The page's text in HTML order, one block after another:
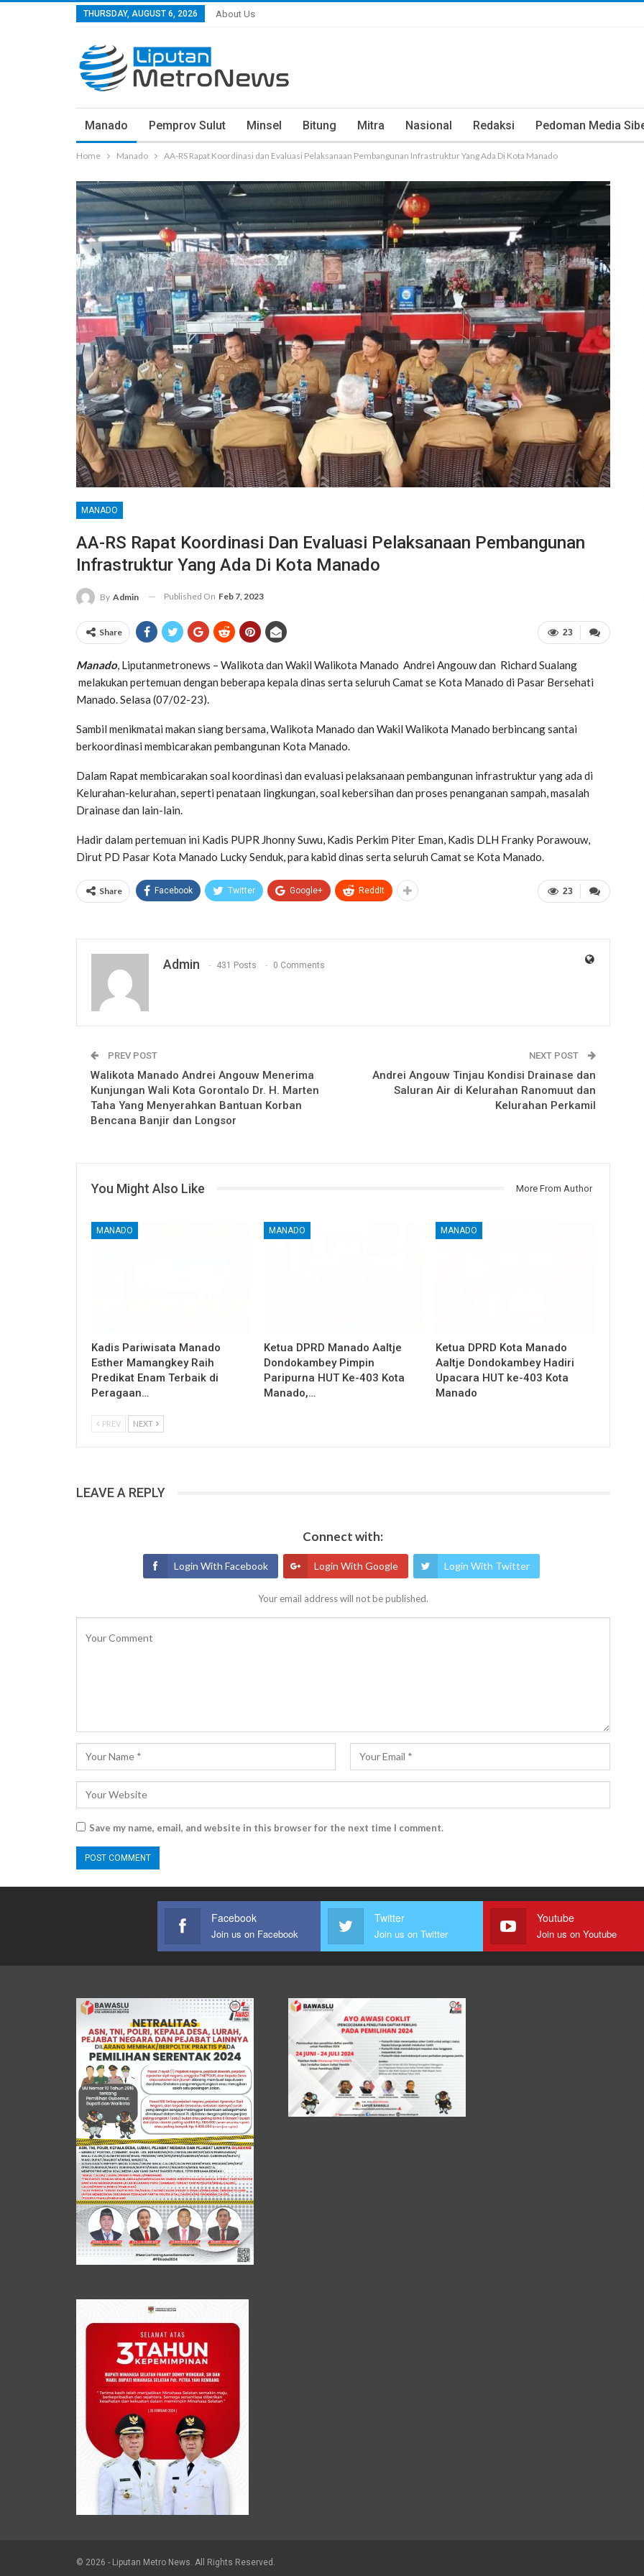
THURSDAY, AUGUST 6, 2026 About Us
Manado Pemprov Sulut Minsel Bitung Mitra Nasional Redaksi Pedoman Media
Home Manado AA-RS Rapat Koordinasi dan Evaluasi Pelaksanaan Pembangunan Infrastruktur Yang Ada Di Kota Manado
MANADO
AA-RS Rapat Koordinasi Dan Evaluasi Pelaksanaan Pembangunan
Infrastruktur Yang Ada Di Kota Manado
By Admin Published On Feb 7, 2023
23
Share
Manado, Liputanmetronews – Walikota dan Wakil Walikota Manado Andrei Angouw dan Richard Sualang
melakukan pertemuan dengan beberapa kepala dinas serta seluruh Camat se Kota Manado di Pasar Bersehati
Manado.Selasa (07/02-23).
Sambil menikmatai makan siang bersama, Walikota Manado dan Wakil Walikota Manado berbincang santai
berkoordinasi membicarakan pembangunan Kota Manado.
Dalam Rapat membicarakan soal koordinasi dan evaluasi pelaksanaan pembangunan infrastruktur yang ada di
Kelurahan-kelurahan, seperti penataan lingkungan, soal kebersihan dan proses penanganan sampah, masalah
Drainase dan lain-lain.
Hadir dalam pertemuan ini Kadis PUPR Jhonny Suwu, Kadis Perkim Piter Eman, Kadis DLH Franky Porawouw,
Dirut PD Pasar Kota Manado Lucky Senduk, para kabid dinas serta seluruh Camat se Kota Manado.
23
Share Facebook Twitter Google+ ReddIt
Admin 431 Posts 0 Comments
PREV POST
Walikota Manado Andrei Angouw Menerima
Kunjungan Wali Kota Gorontalo Dr. H. Marten
Taha Yang Menyerahkan Bantuan Korban
Bencana Banjir dan Longsor
NEXT POST
Andrei Angouw Tinjau Kondisi Drainase dan
Saluran Air di Kelurahan Ranomuut dan
Kelurahan Perkamil
You Might Also Like More From Author
MANADO
Kadis Pariwisata Manado
Esther Mamangkey Raih
Predikat Enam Terbaik di
Peragaan…
MANADO
Ketua DPRD Manado Aaltje
Dondokambey Pimpin
Paripurna HUT Ke-403 Kota
Manado,…
MANADO
Ketua DPRD Kota Manado
Aaltje Dondokambey Hadiri
Upacara HUT ke-403 Kota
Manado
PREV NEXT
LEAVE A REPLY
Connect with:
Login With Facebook Login With Google Login With Twitter
Your email address will not be published.
Save my name, email, and website in this browser for the next time I comment.
Facebook
Join us on Facebook
Twitter
Join us on Twitter
Youtube
Join us on Youtube
© 2026 - Liputan Metro News. All Rights Reserved.